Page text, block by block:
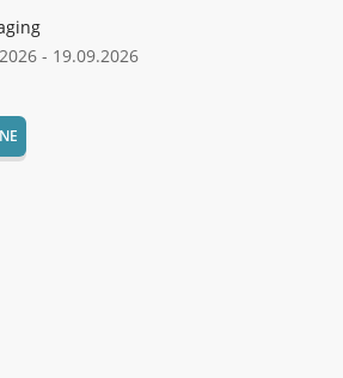
- 19.09.2026